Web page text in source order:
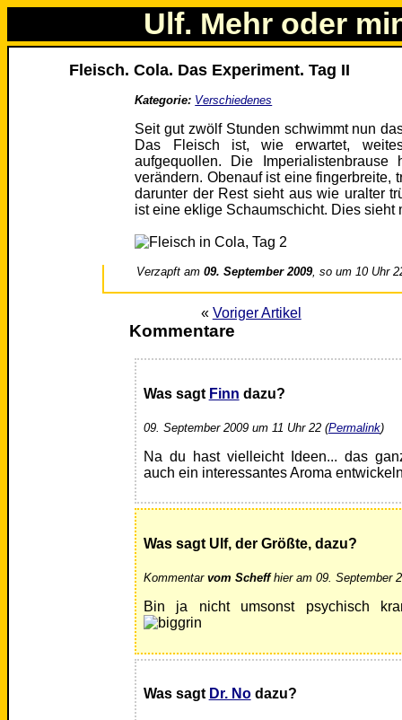
Ulf. Mehr oder
Fleisch. Cola. Das Experiment. Tag II
Kategorie: Verschiedenes
Seit gut zwölf Stunden schwimmt nun
Das Fleisch ist, wie erwartet,
aufgequollen. Die
verändern. Obenauf ist eine fingerbreite,
darunter der Rest sieht aus wie uralter
ist eine eklige Schaumschicht. Dies sieht
Verzapft am09. September 2009, so um 10 Uhr
« Voriger Artikel
Kommentare
Was sagt Finn dazu?
09. September 2009 um 11 Uhr 22 (Permalink)
Na du hast vielleicht Ideen... das
auch ein interessantes Aroma
Was sagt Ulf, der Größte, dazu?
Kommentar vom Scheffhier am 09. September
Bin ja nicht umsonst psychisch
Was sagt Dr. Nodazu?